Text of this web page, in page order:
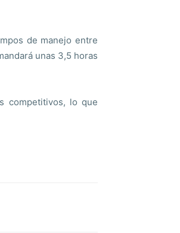
de manejo entre
unas 3,5 horas
competitivos, lo que